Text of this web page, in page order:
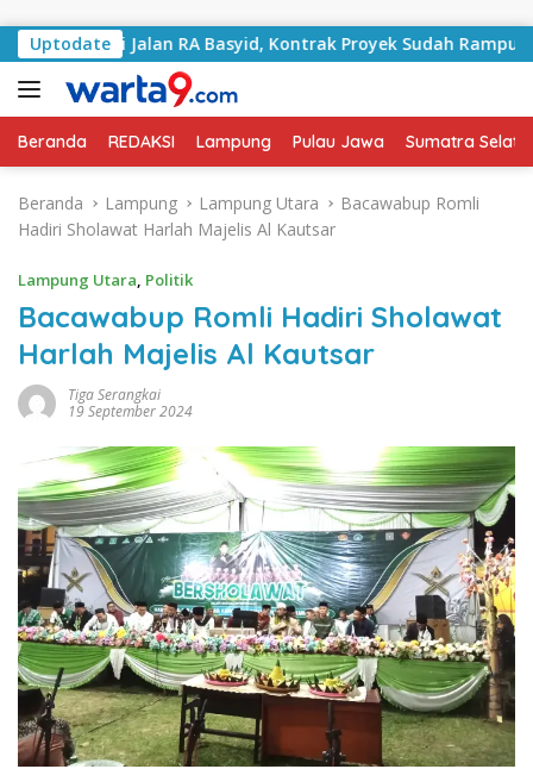
Uptodate
Jalan RA Basyid, Kontrak Proyek Sudah Rampung
Beranda REDAKSI Lampung Pulau Jawa Sumatra
Beranda Lampung Lampung Utara
Bacawabup Romli
Hadiri Sholawat Harlah Majelis Al Kautsar
Lampung Utara, Politik
Bacawabup Romli Hadiri Sholawat
Harlah Majelis Al Kautsar
Tiga Serangkai
19 September 2024